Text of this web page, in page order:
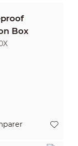
Box